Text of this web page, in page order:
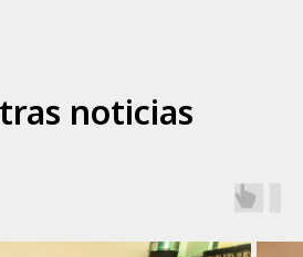
noticias